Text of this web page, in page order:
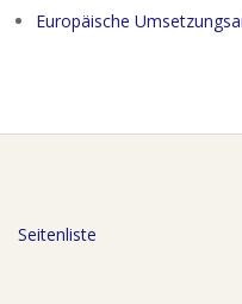
Europäische
Seitenliste